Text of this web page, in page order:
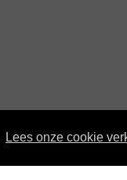
Lees onze cookie